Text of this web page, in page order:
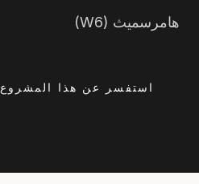
هامرسميث (W6)
استفسر عن هذا المشروع